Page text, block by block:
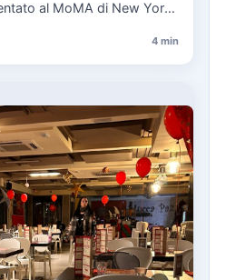
al MoMA di New York
4 min